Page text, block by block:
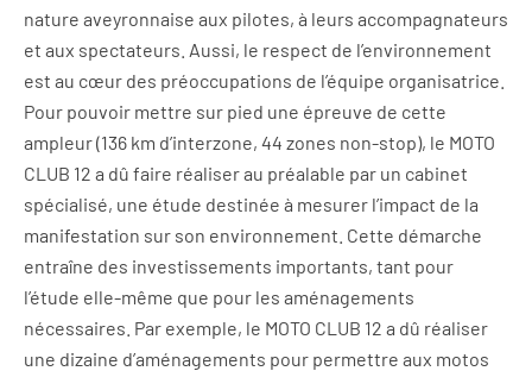
nature aveyronnaise aux pilotes, à leurs accompagnateurs
et aux spectateurs. Aussi, le respect de l’environnement
est au cœur des préoccupations de l’équipe organisatrice.
Pour pouvoir mettre sur pied une épreuve de cette
ampleur (136 km d’interzone, 44 zones non-stop), le MOTO
CLUB 12 a dû faire réaliser au préalable par un cabinet
spécialisé, une étude destinée à mesurer l’impact de la
manifestation sur son environnement. Cette démarche
entraîne des investissements importants, tant pour
l’étude elle-même que pour les aménagements
nécessaires. Par exemple, le MOTO CLUB 12 a dû réaliser
une dizaine d’aménagements pour permettre aux motos